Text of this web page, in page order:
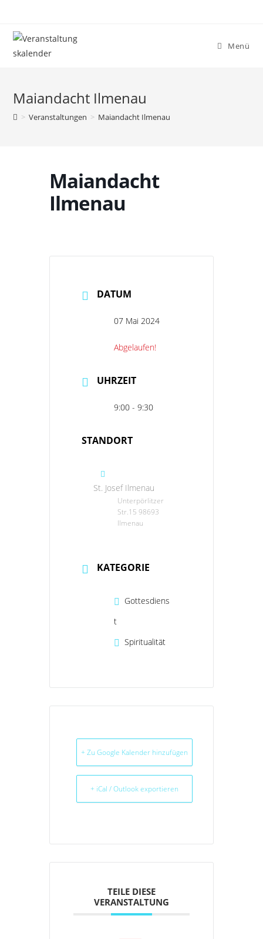
Menü
Maiandacht Ilmenau
> Veranstaltungen > Maiandacht Ilmenau
Maiandacht
Ilmenau
DATUM
07 Mai 2024
Abgelaufen!
UHRZEIT
9:00 - 9:30
STANDORT
St. Josef Ilmenau
Unterpörlitzer
Str.15 98693
Ilmenau
KATEGORIE
Gottesdiens
t
Spiritualität
+ Zu Google Kalender hinzufügen
+ iCal / Outlook exportieren
TEILE DIESE
VERANSTALTUNG